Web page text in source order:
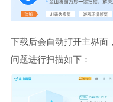
下载后会自动打开主界面
问题进行扫描如下：